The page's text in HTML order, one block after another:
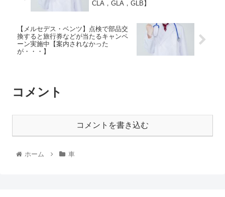
CLA，GLA，GLB】
【メルセデス・ベンツ】点検で部品交
換すると旅行券などが当たるキャンペ
ーン実施中【案内されなかった
が・・・】
コメント
コメントを書き込む
ホーム 車